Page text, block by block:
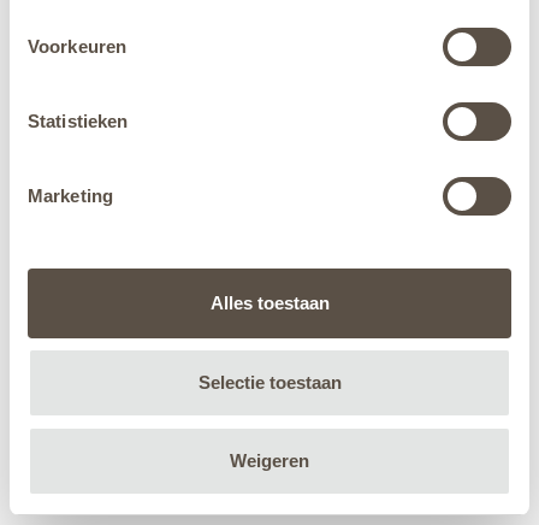
Voorkeuren
Statistieken
Marketing
Alles toestaan
Selectie toestaan
Weigeren